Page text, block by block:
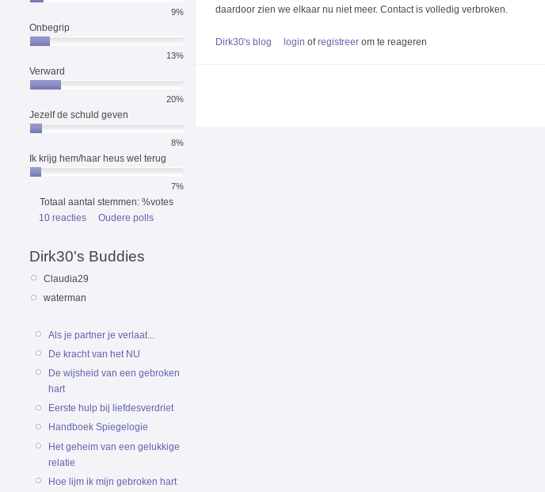
9%
Onbegrip
13%
Verward
20%
Jezelf de schuld geven
8%
Ik krijg hem/haar heus wel terug
7%
Totaal aantal stemmen: %votes
10 reacties
Oudere polls
Dirk30's Buddies
Claudia29
waterman
Als je partner je verlaat...
De kracht van het NU
De wijsheid van een gebroken
hart
Eerste hulp bij liefdesverdriet
Handboek Spiegelogie
Het geheim van een gelukkige
relatie
Hoe lijm ik mijn gebroken hart
daardoor zien we elkaar nu niet meer. Contact is volledig verbroken.
Dirk30's blog login ofregistreer om te reageren